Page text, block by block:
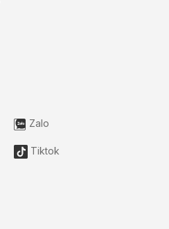
Zalo
Tiktok